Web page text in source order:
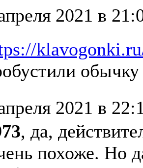
2021 в
2021 в
, да,
похоже. Но